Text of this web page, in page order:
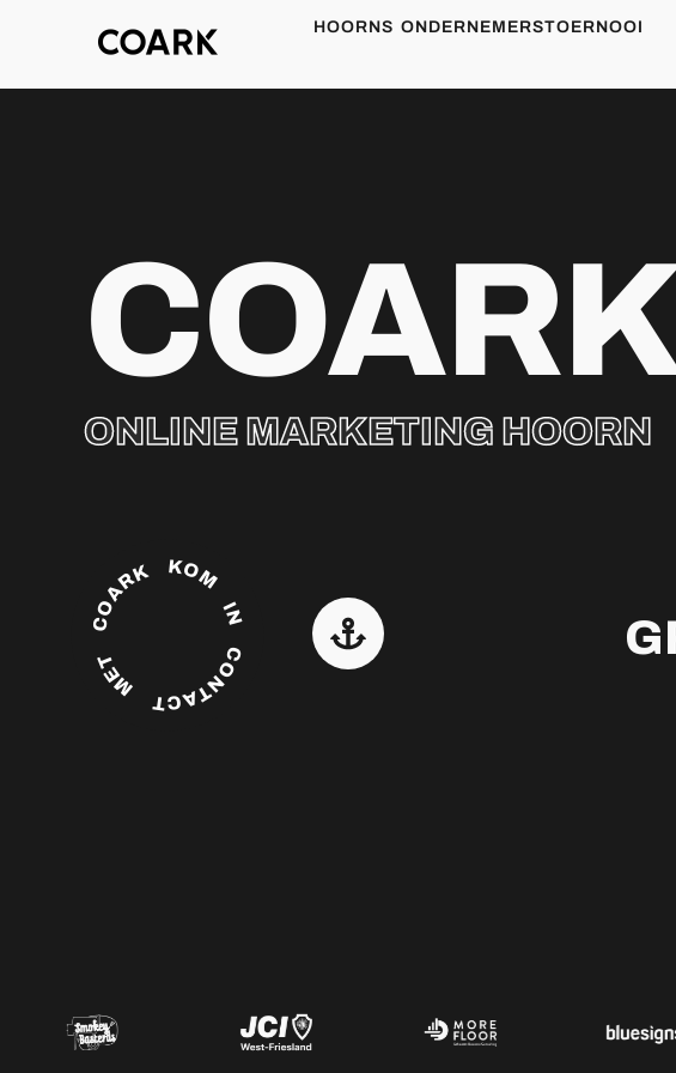
HOORNS ONDERNEMERSTOERNOOI
ONLINE MARKETING HOORN
KOM IN CONTACT MET COARK